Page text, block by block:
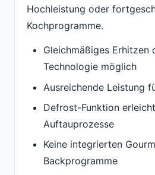
Hochleistung oder
Kochprogramme.
Gleichmäßiges Erhitzen
Technologie möglich
Ausreichende Leistung
Defrost-Funktion
Auftauprozesse
Keine integrierten
Backprogramme